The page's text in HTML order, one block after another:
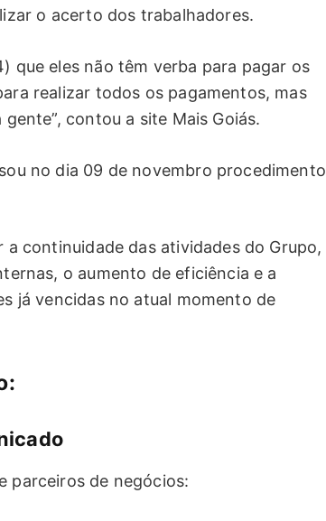
o acerto dos trabalhadores.
que eles não têm verba para pagar os
realizar todos os pagamentos, mas
contou a site Mais Goiás.
no dia 09 de novembro procedimento
continuidade das atividades do Grupo,
o aumento de eficiência e a
já vencidas no atual momento de
parceiros de negócios: